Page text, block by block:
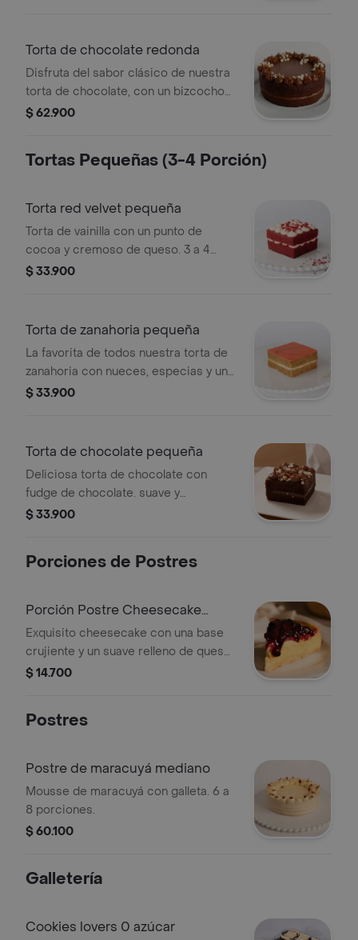
Torta de chocolate redonda
Disfruta del sabor clásico de nuestra
torta de chocolate, con un bizcocho
suave y húmedo, hecho con cacao de
$ 62.900
Tortas Pequeñas (3-4 Porción)
Torta red velvet pequeña
Torta de vainilla con un punto de
cocoa y cremoso de queso. 3 a 4
porciones.
$ 33.900
Torta de zanahoria pequeña
La favorita de todos nuestra torta de
zanahoria con nueces, especias y un
cremoso de queso. presentación 3 a
$ 33.900
Torta de chocolate pequeña
Deliciosa torta de chocolate con
fudge de chocolate. suave y
esponjosa!. presentación de 3 a 4
$ 33.900
Porciones de Postres
Porción Postre Cheesecake
Frutos Rojos
Exquisito cheesecake con una base
crujiente y un suave relleno de queso
crema. sabores intensos y frescos se
$ 14.700
Postres
Postre de maracuyá mediano
Mousse de maracuyá con galleta. 6 a
8 porciones.
$ 60.100
Galletería
Cookies lovers 0 azúcar